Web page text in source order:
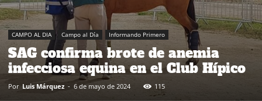
CAMPO AL DIA Campo al Día Informando Primero
SAG confirma brote de anemia
infecciosa equina en el Club Hípico
Por Luis Márquez - 6 de mayo de 2024 115